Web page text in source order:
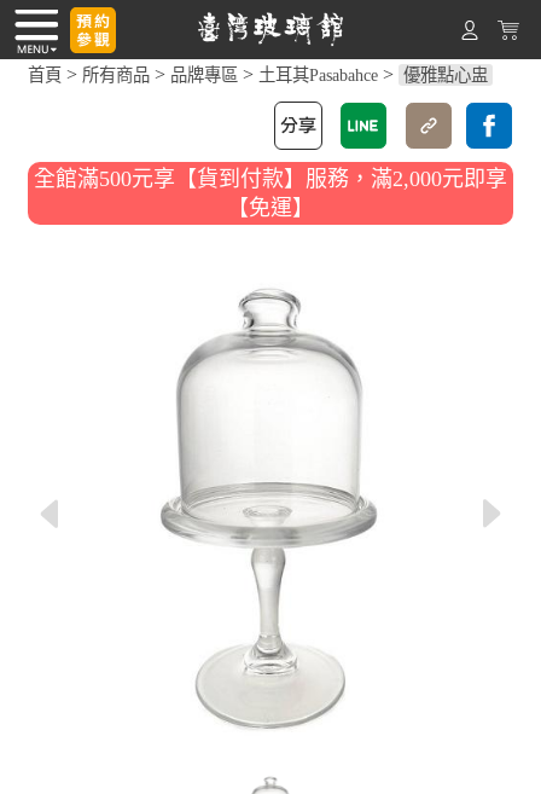
首頁 > 所有商品 > 品牌專區 > 土耳其Pasabahce > 優雅點心盅
全館滿500元享【貨到付款】服務，滿2,000元即享
【免運】